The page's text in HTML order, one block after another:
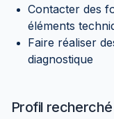
Contacter des
éléments
Faire réaliser
diagnostique
Profil recherché